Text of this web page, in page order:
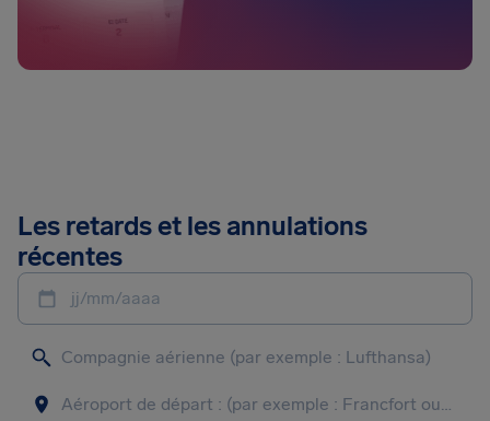
Les retards et les annulations
récentes
jj/mm/aaaa